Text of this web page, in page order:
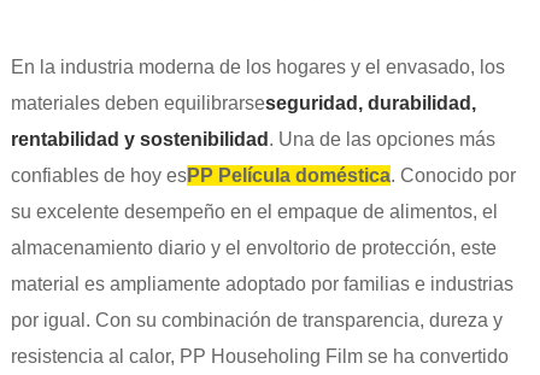
En la industria moderna de los hogares y el envasado, los
materiales deben equilibrarseseguridad, durabilidad,
rentabilidad y sostenibilidad . Una de las opciones más
confiables de hoy esPP Película doméstica. Conocido por
su excelente desempeño en el empaque de alimentos, el
almacenamiento diario y el envoltorio de protección, este
material es ampliamente adoptado por familias e industrias
por igual. Con su combinación de transparencia, dureza y
resistencia al calor, PP Householing Film se ha convertido